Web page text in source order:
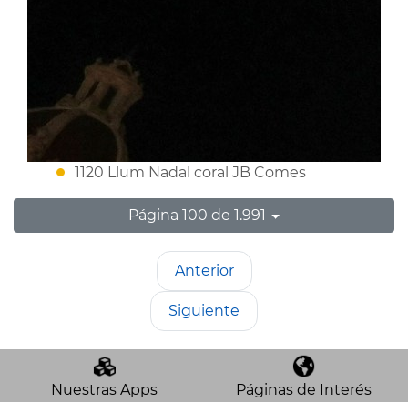
1120 Llum Nadal coral JB Comes
Página 100 de 1.991
Anterior
Siguiente
Nuestras Apps Páginas de Interés